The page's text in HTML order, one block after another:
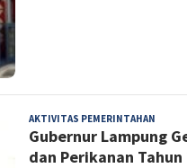
AKTIVITAS PEMERINTAHAN
Gubernur Lampung
dan Perikanan Tahun